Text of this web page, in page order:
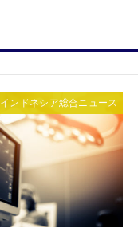
インドネシア総合ニュース